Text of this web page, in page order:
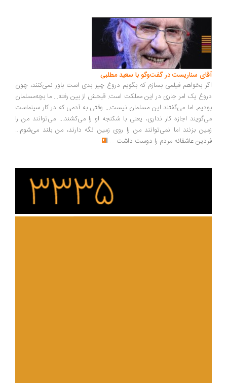
سناریست در گفت‌وگو با سعید مطلبی
بخواهم فیلمی بسازم که بگویم دروغ چیز بدی است باور نمی‌کنند، چون
یک امر جاری در این مملکت است. قبحش از بین رفته... ما بچه‌مسلمان
اما می‌گفتند این مسلمان نیست... وقتی به آدمی که در کار سینماست
اجازه کار نداری، یعنی با شکنجه او را می‌کشند... می‌توانند من را
بزنند اما نمی‌توانند من را روی زمین نگه دارند، من بلند می‌شوم...
عاشقانه مردم را دوست داشت ...